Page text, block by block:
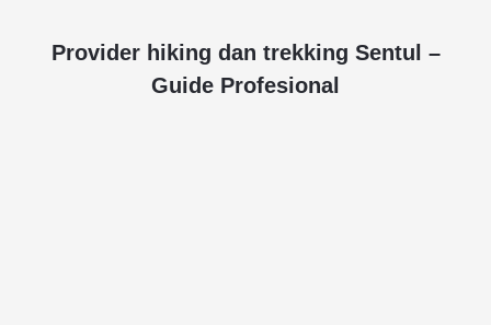
Provider hiking dan trekking Sentul –
Guide Profesional